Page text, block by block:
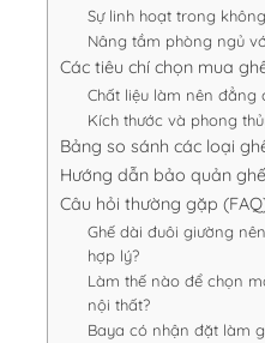
Sự linh hoạt trong
Nâng tầm phòng ngủ
Các tiêu chí chọn mua
Chất liệu làm nên đẳng
Kích thước và phong
Bảng so sánh các loại
Hướng dẫn bảo quản
Câu hỏi thường gặp
Ghế dài đuôi giường
hợp lý?
Làm thế nào để chọn
nội thất?
Baya có nhận đặt làm